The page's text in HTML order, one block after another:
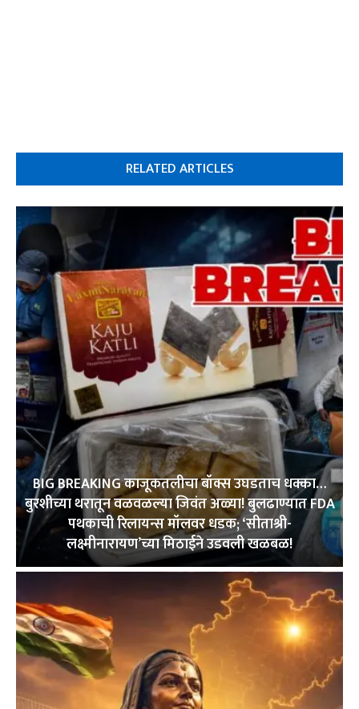
RELATED ARTICLES
BIG BREAKING काजूकतलीचा बॉक्स उघडताच धक्का…
बुरशीच्या थरातून वळवळल्या जिवंत अळ्या! बुलढाण्यात FDA
पथकाची रिलायन्स मॉलवर धडक; ‘सीताश्री-
लक्ष्मीनारायण’च्या मिठाईने उडवली खळबळ!